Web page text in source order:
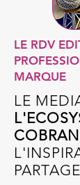
LE RDV
MARQUE
LE